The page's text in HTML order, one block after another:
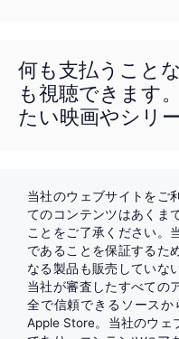
何も支払うこと
も視聴できます
たい映画やシリ
当社のウェブサイトをご
てのコンテンツはあくま
ことをご了承ください。
であることを保証するた
なる製品も販売していな
当社が審査したすべての
全で信頼できるソースか
Apple Store。当社のウェ